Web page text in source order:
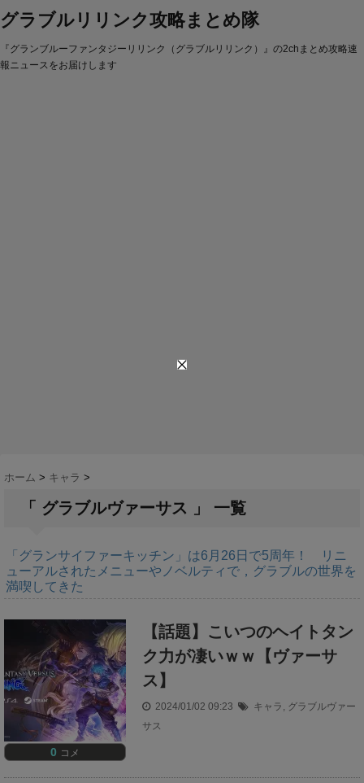
グラブルリリンク攻略まとめ隊
『グランブルーファンタジーリリンク（グラブルリリンク）』の2chまとめ攻略速
報ニュースをお届けします
ホーム > キャラ >
「 グラブルヴァーサス 」 一覧
「グランサイファーキッチン」は6月26日で5周年！ リニ
ューアルされたメニューやノベルティで，グラブルの世界を
満喫してきた
0 コメ
【話題】こいつのヘイトタン
ク力が凄いｗｗ【ヴァーサ
ス】
2024/01/02 09:23 キャラ , グラブルヴァー
サス